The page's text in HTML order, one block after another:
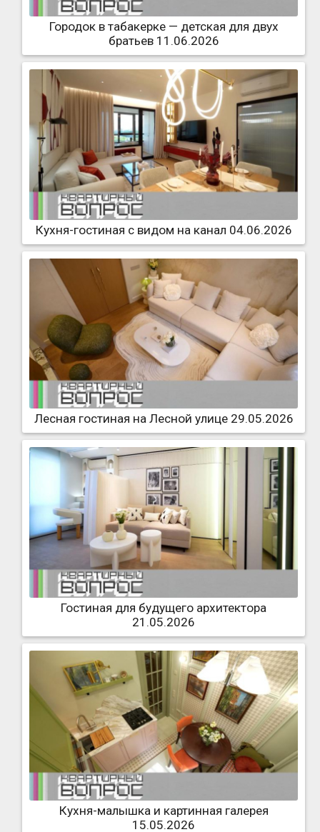
Городок в табакерке — детская для двух
братьев 11.06.2026
Кухня-гостиная с видом на канал 04.06.2026
Лесная гостиная на Лесной улице 29.05.2026
Гостиная для будущего архитектора
21.05.2026
Кухня-малышка и картинная галерея
15.05.2026